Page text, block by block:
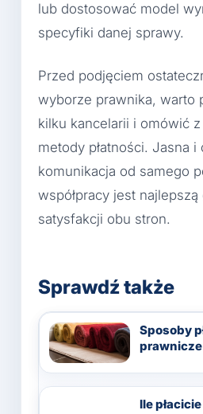
lub dostosować model
specyfiki danej sprawy.
Przed podjęciem
wyborze prawnika, warto
kilku kancelarii i omówić
metody płatności. Jasna i
komunikacja od samego
współpracy jest najlepszą
satysfakcji obu stron.
Sprawdź także
Sposoby
prawnicze
Ile